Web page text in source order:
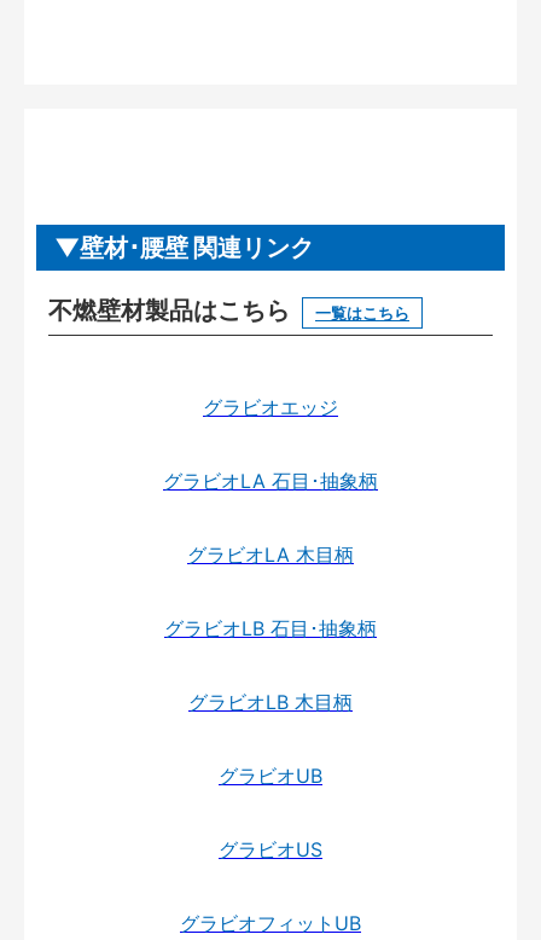
壁材･腰壁 関連リンク
不燃壁材製品はこちら 一覧はこちら
グラビオエッジ
グラビオLA 石目･抽象柄
グラビオLA 木目柄
グラビオLB 石目･抽象柄
グラビオLB 木目柄
グラビオUB
グラビオUS
グラビオフィットUB